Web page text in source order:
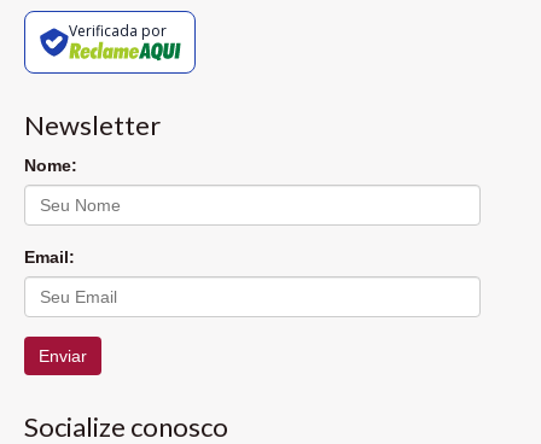
Verificada por
Newsletter
Nome:
Email:
Enviar
Socialize conosco